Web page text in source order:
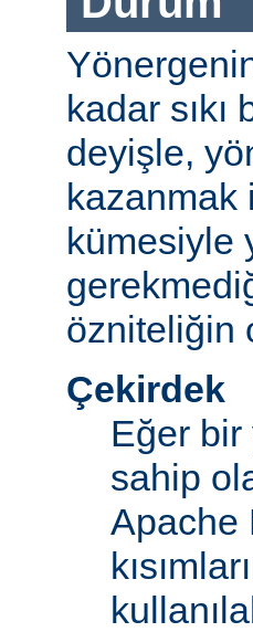
kadar
deyişle,
kazanmak
kümesiyle
özniteliğin
Çekirdek
Eğer bir
sahip
Apache